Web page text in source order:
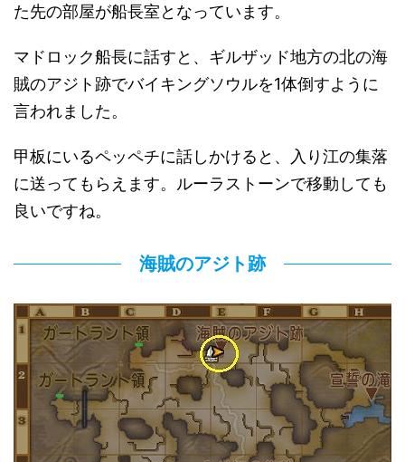
た先の部屋が船長室となっています。
マドロック船長に話すと、ギルザッド地方の北の海
賊のアジト跡でバイキングソウルを1体倒すように
言われました。
甲板にいるペッペチに話しかけると、入り江の集落
に送ってもらえます。ルーラストーンで移動しても
良いですね。
海賊のアジト跡